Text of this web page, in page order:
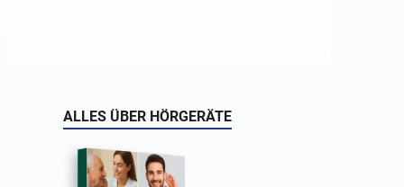
ALLES ÜBER HÖRGERÄTE